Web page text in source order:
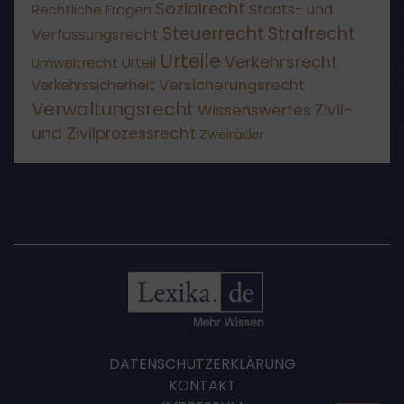
Rechtliche Fragen Sozialrecht Staats- und
Verfassungsrecht Steuerrecht Strafrecht
Umweltrecht Urteil Urteile Verkehrsrecht
Verkehrssicherheit Versicherungsrecht
Verwaltungsrecht Wissenswertes Zivil-
und Zivilprozessrecht Zweiräder
DATENSCHUTZERKLÄRUNG
KONTAKT